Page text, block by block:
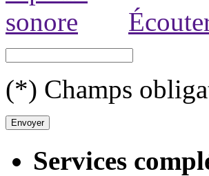
(*) Champs
Services